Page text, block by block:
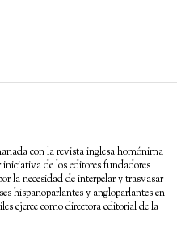
con la revista inglesa homónima
de los editores fundadores
la necesidad de interpelar y trasvasar
hispanoparlantes y angloparlantes en
ejerce como directora editorial de la